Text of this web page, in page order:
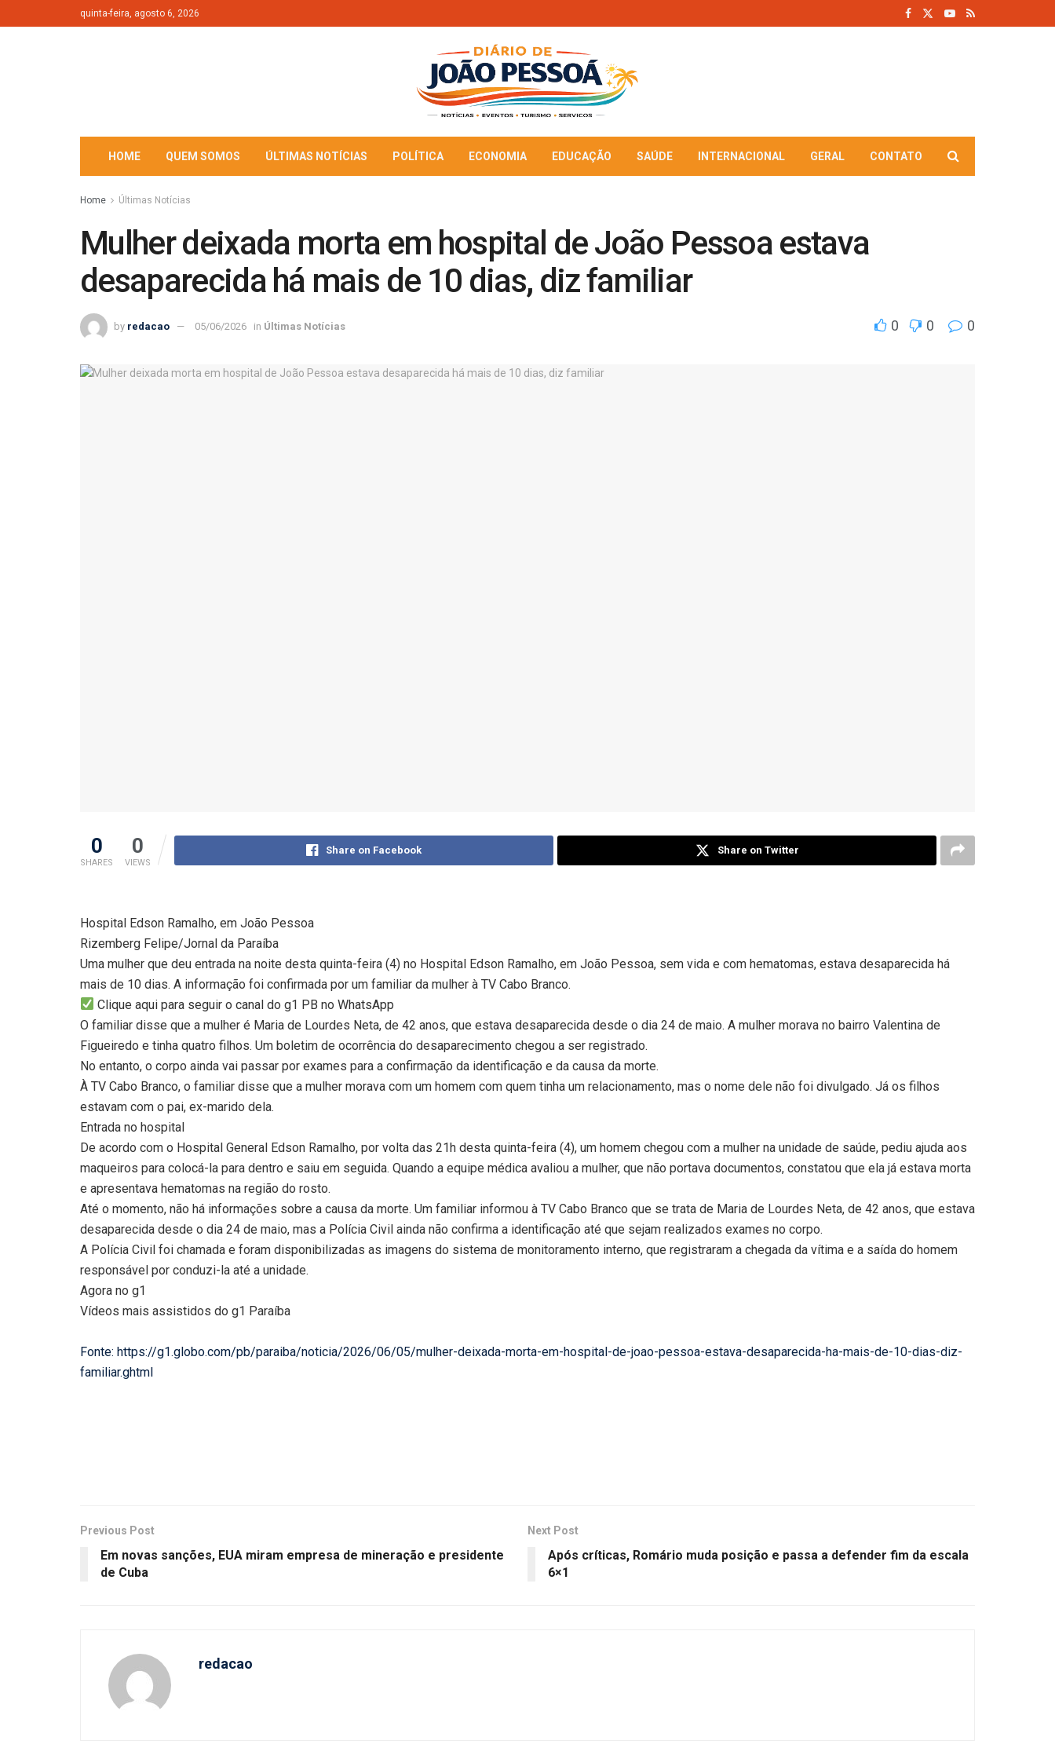
quinta-feira, agosto 6, 2026
HOME QUEM SOMOS ÚLTIMAS NOTÍCIAS POLÍTICA ECONOMIA EDUCAÇÃO SAÚDE INTERNACIONAL GERAL CONTATO
Home Últimas Notícias
Mulher deixada morta em hospital de João Pessoa estava
desaparecida há mais de 10 dias, diz familiar
by redacao 05/06/2026 in Últimas Notícias 0 0 0
0
SHARES
0
VIEWS
Share on Facebook Share on Twitter
Hospital Edson Ramalho, em João Pessoa
Rizemberg Felipe/Jornal da Paraíba
Uma mulher que deu entrada na noite desta quinta-feira (4) no Hospital Edson Ramalho, em João Pessoa, sem vida e com hematomas, estava desaparecida há
mais de 10 dias. A informação foi confirmada por um familiar da mulher à TV Cabo Branco.
Clique aqui para seguir o canal do g1 PB no WhatsApp
O familiar disse que a mulher é Maria de Lourdes Neta, de 42 anos, que estava desaparecida desde o dia 24 de maio. A mulher morava no bairro Valentina de
Figueiredo e tinha quatro filhos. Um boletim de ocorrência do desaparecimento chegou a ser registrado.
No entanto, o corpo ainda vai passar por exames para a confirmação da identificação e da causa da morte.
À TV Cabo Branco, o familiar disse que a mulher morava com um homem com quem tinha um relacionamento, mas o nome dele não foi divulgado. Já os filhos
estavam com o pai, ex-marido dela.
Entrada no hospital
De acordo com o Hospital General Edson Ramalho, por volta das 21h desta quinta-feira (4), um homem chegou com a mulher na unidade de saúde, pediu ajuda aos
maqueiros para colocá-la para dentro e saiu em seguida. Quando a equipe médica avaliou a mulher, que não portava documentos, constatou que ela já estava morta
e apresentava hematomas na região do rosto.
Até o momento, não há informações sobre a causa da morte. Um familiar informou à TV Cabo Branco que se trata de Maria de Lourdes Neta, de 42 anos, que estava
desaparecida desde o dia 24 de maio, mas a Polícia Civil ainda não confirma a identificação até que sejam realizados exames no corpo.
A Polícia Civil foi chamada e foram disponibilizadas as imagens do sistema de monitoramento interno, que registraram a chegada da vítima e a saída do homem
responsável por conduzi-la até a unidade.
Agora no g1
Vídeos mais assistidos do g1 Paraíba
Fonte: https://g1.globo.com/pb/paraiba/noticia/2026/06/05/mulher-deixada-morta-em-hospital-de-joao-pessoa-estava-desaparecida-ha-mais-de-10-dias-diz-
familiar.ghtml
Previous Post
Em novas sanções, EUA miram empresa de mineração e presidente
de Cuba
Next Post
Após críticas, Romário muda posição e passa a defender fim da escala
6×1
redacao